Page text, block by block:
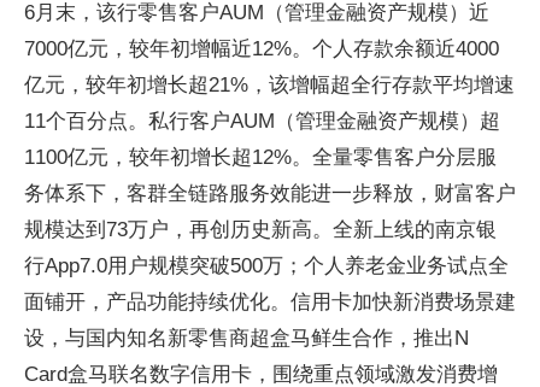
6月末，该行零售客户AUM（管理金融资产规模）近
7000亿元，较年初增幅近12%。个人存款余额近4000
亿元，较年初增长超21%，该增幅超全行存款平均增速
11个百分点。私行客户AUM（管理金融资产规模）超
1100亿元，较年初增长超12%。全量零售客户分层服
务体系下，客群全链路服务效能进一步释放，财富客户
规模达到73万户，再创历史新高。全新上线的南京银
行App7.0用户规模突破500万；个人养老金业务试点全
面铺开，产品功能持续优化。信用卡加快新消费场景建
设，与国内知名新零售商超盒马鲜生合作，推出N
Card盒马联名数字信用卡，围绕重点领域激发消费增